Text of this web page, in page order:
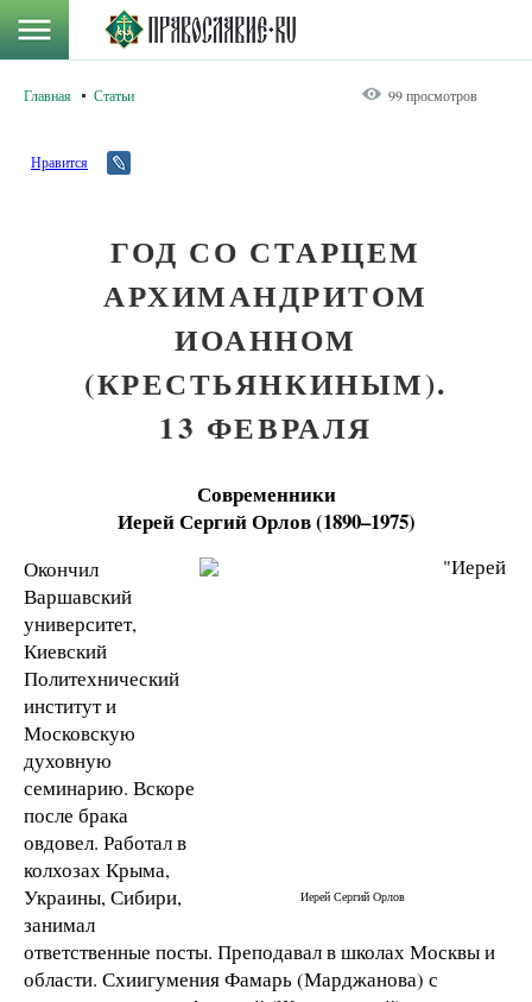
Главная Статьи 99 просмотров
Нравится
ГОД СО СТАРЦЕМ
АРХИМАНДРИТОМ
ИОАННОМ
(КРЕСТЬЯНКИНЫМ).
13 ФЕВРАЛЯ
Современники
Иерей Сергий Орлов (1890–1975)
Иерей Сергий Орлов
Окончил
Варшавский
университет,
Киевский
Политехнический
институт и
Московскую
духовную
семинарию. Вскоре
после брака
овдовел. Работал в
колхозах Крыма,
Украины, Сибири,
занимал
ответственные посты. Преподавал в школах Москвы и
области. Схиигумения Фамарь (Марджанова) с